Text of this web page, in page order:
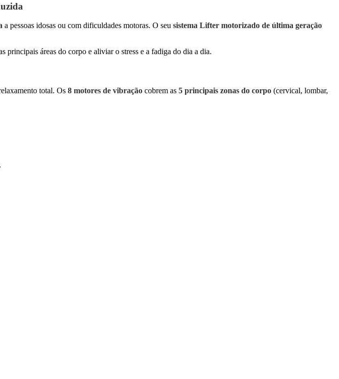
a pessoas idosas ou com dificuldades motoras. O seu sistema Lifter motorizado de última geração
principais áreas do corpo e aliviar o stress e a fadiga do dia a dia.
total. Os 8 motores de vibração cobrem as 5 principais zonas do corpo (cervical, lombar,